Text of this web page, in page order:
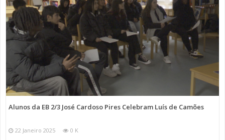
Alunos da EB 2/3 José Cardoso Pires Celebram Luís de Camões
22 Janeiro 2025 0 K